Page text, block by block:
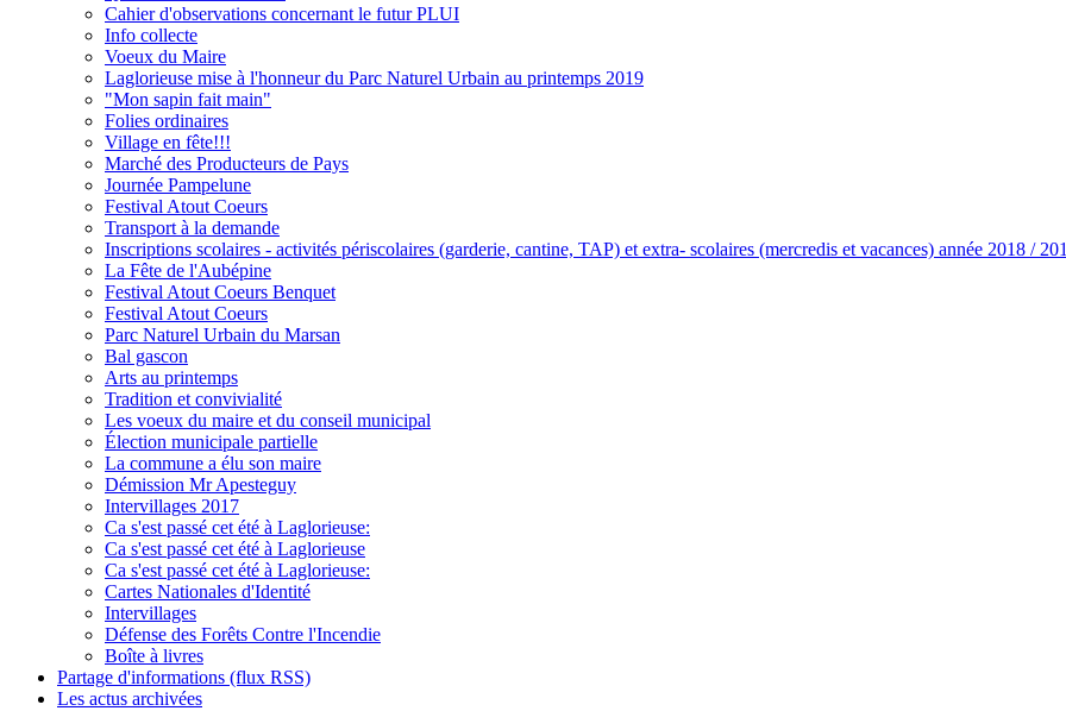
Cahier d'observations concernant le futur PLUI
Info collecte
Voeux du Maire
Laglorieuse mise à l'honneur du Parc Naturel Urbain au printemps 2019
"Mon sapin fait main"
Folies ordinaires
Village en fête!!!
Marché des Producteurs de Pays
Journée Pampelune
Festival Atout Coeurs
Transport à la demande
Inscriptions scolaires - activités périscolaires (garderie, cantine, TAP) et extra- scolaires (mercredis et vacances) année 2018 /
La Fête de l'Aubépine
Festival Atout Coeurs Benquet
Festival Atout Coeurs
Parc Naturel Urbain du Marsan
Bal gascon
Arts au printemps
Tradition et convivialité
Les voeux du maire et du conseil municipal
Élection municipale partielle
La commune a élu son maire
Démission Mr Apesteguy
Intervillages 2017
Ca s'est passé cet été à Laglorieuse:
Ca s'est passé cet été à Laglorieuse
Ca s'est passé cet été à Laglorieuse:
Cartes Nationales d'Identité
Intervillages
Défense des Forêts Contre l'Incendie
Boîte à livres
Partage d'informations (flux RSS)
Les actus archivées